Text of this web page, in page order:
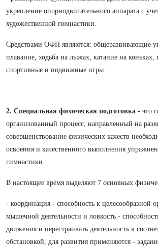
укрепление опорнодвигательного аппарата с
художественной гимнастики.
Средствами ОФП являются: общеразвивающие
плавание, ходьба на лыжах, катание на коньках,
спортивные и подвижные игры.
2. Специальная физическая подготовка - это
организованный процесс, направленный на
совершенствование физических качеств
освоения и качественного выполнения
гимнастики.
В настоящее время выделяют 7 основных
- координация - способность к целесообразной
мышечной деятельности и ловкость -
движения и перестраивать деятельность в
обстановкой, для развития применяются -